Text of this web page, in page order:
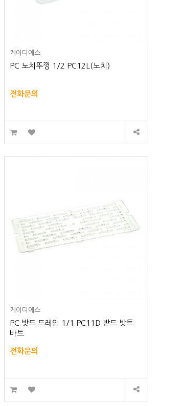
케이디에스
PC 노치뚜껑 1/2 PC12L(노치)
전화문의
케이디에스
PC 밧드 드레인 1/1 PC11D 받드 밧트
바트
전화문의